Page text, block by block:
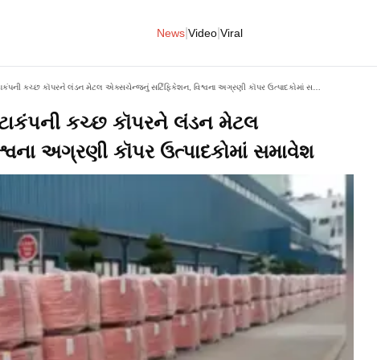
News Video Viral
કચ્છ કૉપરને લંડન મેટલ
અગ્રણી કૉપર ઉત્પાદકોમાં સમાવેશ